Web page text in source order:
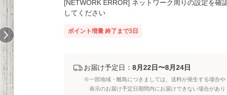
[NETWORK ERROR] ネットワーク周りの設定を確
してください
ポイント増量 終了まで3 日
お届け予定日： 8月22日〜8月24日
※一部地域・離島につきましては、送料が発生する場合や
表示のお届け予定日期間内にお届けできない場合があり